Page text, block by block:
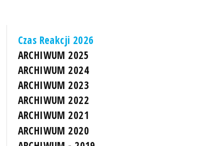
Czas Reakcji 2026
ARCHIWUM 2025
ARCHIWUM 2024
ARCHIWUM 2023
ARCHIWUM 2022
ARCHIWUM 2021
ARCHIWUM 2020